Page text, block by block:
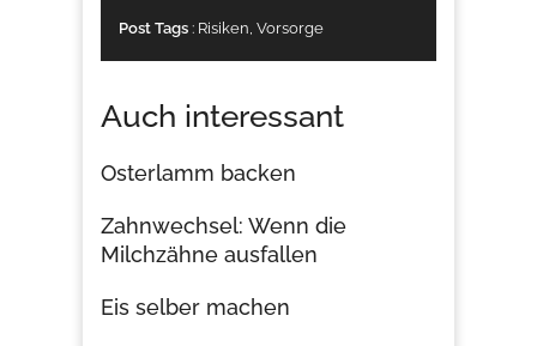
Post Tags : Risiken Vorsorge
Auch interessant
Osterlamm backen
Zahnwechsel: Wenn die
Milchzähne ausfallen
Eis selber machen